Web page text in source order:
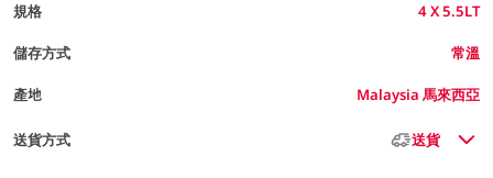
規格 4 X 5.5LT
儲存方式 常溫
產地 Malaysia 馬來西亞
送貨方式 送貨